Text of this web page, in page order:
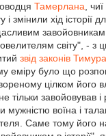
Тамерлана,
і змінили хід історії
світу", - з
звід законів Тимура
еміру було що
цілком його
тільки завойовував і
мужністю воїна і
Саме тому його